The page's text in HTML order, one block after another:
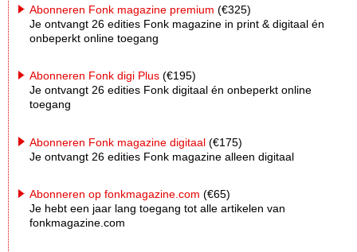
Abonneren Fonk magazine premium (€325)
Je ontvangt 26 edities Fonk magazine in print & digitaal én
onbeperkt online toegang
Abonneren Fonk digi Plus (€195)
Je ontvangt 26 edities Fonk digitaal én onbeperkt online
toegang
Abonneren Fonk magazine digitaal (€175)
Je ontvangt 26 edities Fonk magazine alleen digitaal
Abonneren op fonkmagazine.com (€65)
Je hebt een jaar lang toegang tot alle artikelen van
fonkmagazine.com